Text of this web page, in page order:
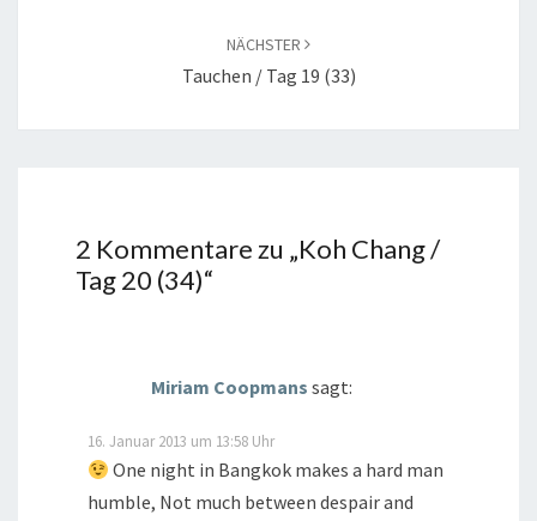
NÄCHSTER
Tauchen / Tag 19 (33)
2 Kommentare zu „Koh Chang /
Tag 20 (34)“
Miriam Coopmans sagt:
16. Januar 2013 um 13:58 Uhr
One night in Bangkok makes a hard man
humble, Not much between despair and